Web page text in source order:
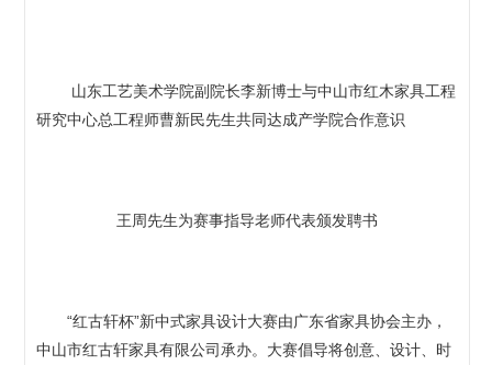
山东工艺美术学院副院长李新博士与中山市红木家具工程
研究中心总工程师曹新民先生共同达成产学院合作意识
王周先生为赛事指导老师代表颁发聘书
“红古轩杯”新中式家具设计大赛由广东省家具协会主办，
中山市红古轩家具有限公司承办。大赛倡导将创意、设计、时